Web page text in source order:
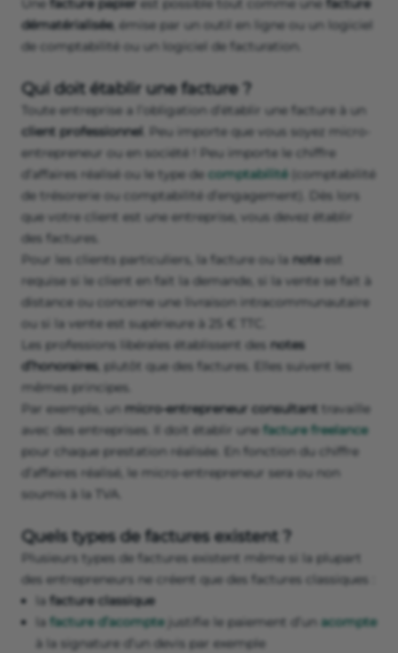
Une facture papier est possible tout comme une facture
dématérialisée, émise par un outil en ligne ou un logiciel
de comptabilité ou un logiciel de facturation.
Qui doit établir une facture ?
Toute entreprise a l’obligation d’établir une facture à un
client professionnel . Peu importe que vous soyez micro-
entrepreneur ou en société ! Peu importe le chiffre
d’affaires réalisé ou le type de comptabilité(comptabilité
de trésorerie ou comptabilité d’engagement). Dès lors
que votre client est une entreprise, vous devez établir
des factures.
Pour les clients particuliers, la facture ou la noteest
requise si le client en fait la demande, si la vente se fait à
distance ou concerne une livraison intracommunautaire
ou si la vente est supérieure à 25 € TTC.
Les professions libérales établissent des notes
d’honoraires, plutôt que des factures. Elles suivent les
mêmes principes.
Par exemple, un micro-entrepreneur consultant travaille
avec des entreprises. Il doit établir une facture freelance
pour chaque prestation réalisée. En fonction du chiffre
d’affaires réalisé, le micro-entrepreneur sera ou non
soumis à la TVA.
Quels types de factures existent ?
Plusieurs types de factures existent même si la plupart
des entrepreneurs ne créent que des factures classiques :
la facture classique
la facture d’acomptejustifie le paiement d’un acompte
à la signature d’un devis par exemple